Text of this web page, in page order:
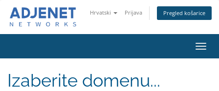
Hrvatski Prijava Pregled košarice
Izaberite domenu...